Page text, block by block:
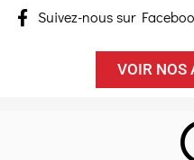
Suivez-nous sur
VOIR NOS